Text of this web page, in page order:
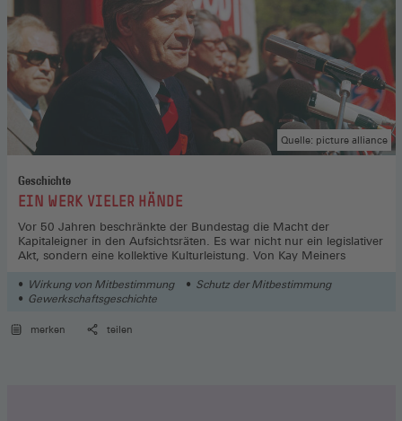
Geschichte
:EIN WERK VIELER HÄNDE
Quelle: picture alliance
Vor 50 Jahren beschränkte der Bundestag die Macht der
Kapitaleigner in den Aufsichtsräten. Es war nicht nur ein legislativer
Akt, sondern eine kollektive Kulturleistung. Von Kay Meiners
Wirkung von Mitbestimmung
Schutz der Mitbestimmung
Gewerkschaftsgeschichte
merken teilen